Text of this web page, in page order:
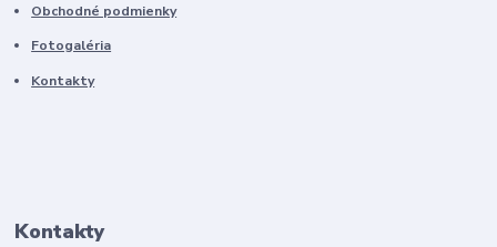
Obchodné podmienky
Fotogaléria
Kontakty
Kontakty